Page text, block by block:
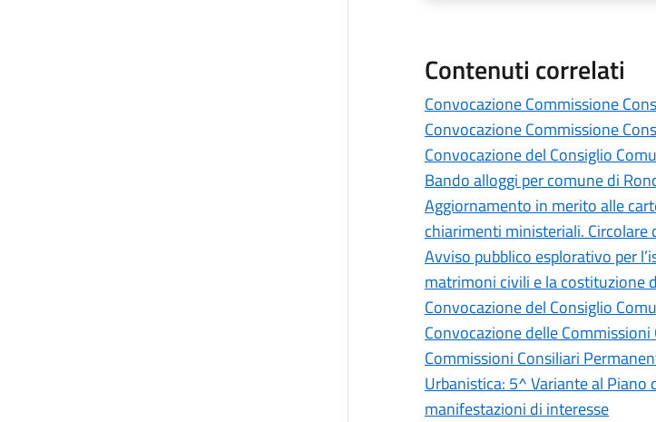
Contenuti correlati
Convocazione Commissione
Convocazione Commissione
Convocazione del Consiglio
Bando alloggi per comune di
Aggiornamento in merito alle
chiarimenti ministeriali.
Avviso pubblico esplorativo per
matrimoni civili e la costituzione
Convocazione del Consiglio
Convocazione delle
Commissioni Consiliari
Urbanistica: 5^ Variante al
manifestazioni di interesse